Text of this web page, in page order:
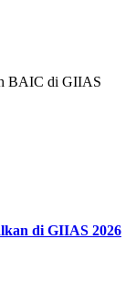
BAIC di GIIAS
di GIIAS 2026